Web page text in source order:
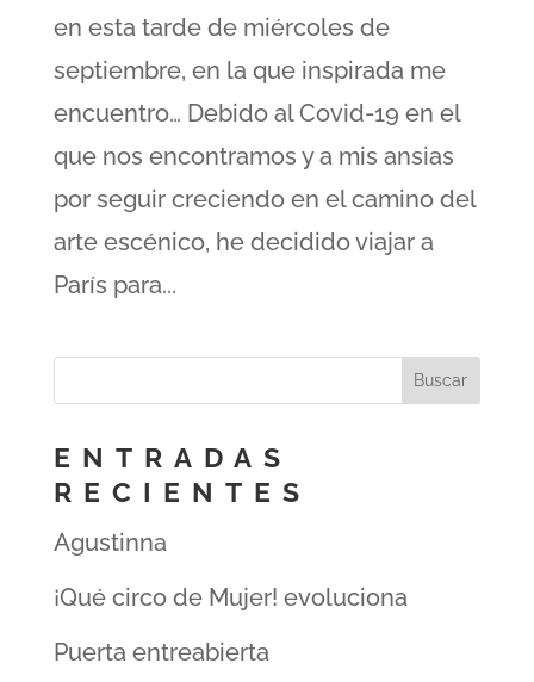
en esta tarde de miércoles de
septiembre, en la que inspirada me
encuentro… Debido al Covid-19 en el
que nos encontramos y a mis ansias
por seguir creciendo en el camino del
arte escénico, he decidido viajar a
París para...
ENTRADAS
RECIENTES
Agustinna
¡Qué circo de Mujer! evoluciona
Puerta entreabierta